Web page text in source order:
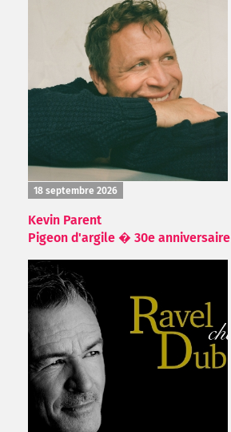
18 septembre 2026
Kevin Parent
Pigeon d'argile � 30e anniversaire